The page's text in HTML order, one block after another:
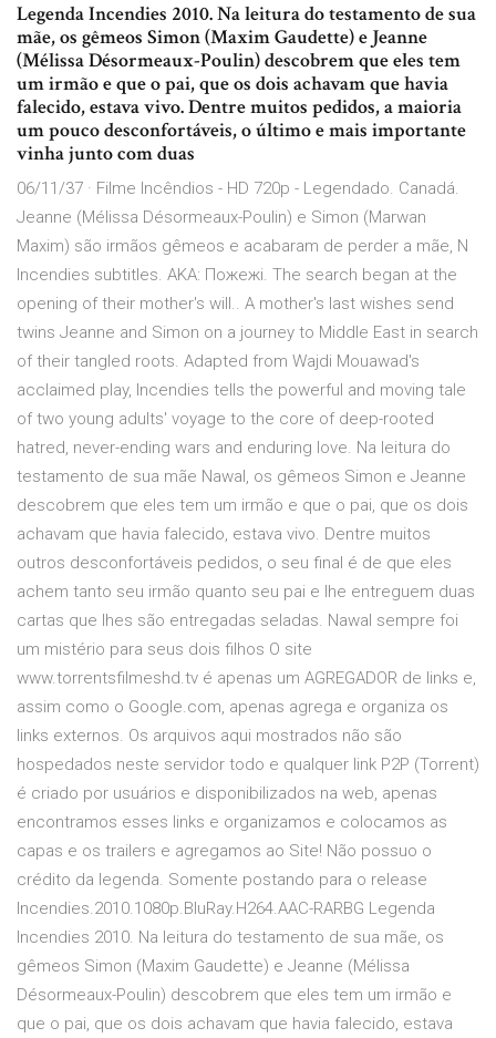
Legenda Incendies 2010. Na leitura do testamento de sua
mãe, os gêmeos Simon (Maxim Gaudette) e Jeanne
(Mélissa Désormeaux-Poulin) descobrem que eles tem
um irmão e que o pai, que os dois achavam que havia
falecido, estava vivo. Dentre muitos pedidos, a maioria
um pouco desconfortáveis, o último e mais importante
vinha junto com duas
06/11/37 · Filme Incêndios - HD 720p - Legendado. Canadá.
Jeanne (Mélissa Désormeaux-Poulin) e Simon (Marwan
Maxim) são irmãos gêmeos e acabaram de perder a mãe, N
Incendies subtitles. AKA: Пожежi. The search began at the
opening of their mother's will.. A mother's last wishes send
twins Jeanne and Simon on a journey to Middle East in search
of their tangled roots. Adapted from Wajdi Mouawad's
acclaimed play, Incendies tells the powerful and moving tale
of two young adults' voyage to the core of deep-rooted
hatred, never-ending wars and enduring love. Na leitura do
testamento de sua mãe Nawal, os gêmeos Simon e Jeanne
descobrem que eles tem um irmão e que o pai, que os dois
achavam que havia falecido, estava vivo. Dentre muitos
outros desconfortáveis pedidos, o seu final é de que eles
achem tanto seu irmão quanto seu pai e lhe entreguem duas
cartas que lhes são entregadas seladas. Nawal sempre foi
um mistério para seus dois filhos O site
www.torrentsfilmeshd.tv é apenas um AGREGADOR de links e,
assim como o Google.com, apenas agrega e organiza os
links externos. Os arquivos aqui mostrados não são
hospedados neste servidor todo e qualquer link P2P (Torrent)
é criado por usuários e disponibilizados na web, apenas
encontramos esses links e organizamos e colocamos as
capas e os trailers e agregamos ao Site! Não possuo o
crédito da legenda. Somente postando para o release
Incendies.2010.1080p.BluRay.H264.AAC-RARBG Legenda
Incendies 2010. Na leitura do testamento de sua mãe, os
gêmeos Simon (Maxim Gaudette) e Jeanne (Mélissa
Désormeaux-Poulin) descobrem que eles tem um irmão e
que o pai, que os dois achavam que havia falecido, estava